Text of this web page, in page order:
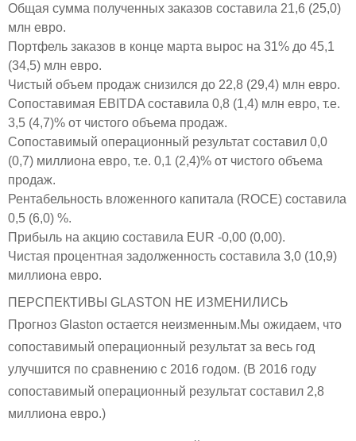
Общая сумма полученных заказов составила 21,6 (25,0)
млн евро.
Портфель заказов в конце марта вырос на 31% до 45,1
(34,5) млн евро.
Чистый объем продаж снизился до 22,8 (29,4) млн евро.
Сопоставимая EBITDA составила 0,8 (1,4) млн евро, т.е.
3,5 (4,7)% от чистого объема продаж.
Сопоставимый операционный результат составил 0,0
(0,7) миллиона евро, т.е. 0,1 (2,4)% от чистого объема
продаж.
Рентабельность вложенного капитала (ROCE) составила
0,5 (6,0) %.
Прибыль на акцию составила EUR -0,00 (0,00).
Чистая процентная задолженность составила 3,0 (10,9)
миллиона евро.
ПЕРСПЕКТИВЫ GLASTON НЕ ИЗМЕНИЛИСЬ
Прогноз Glaston остается неизменным.Мы ожидаем, что
сопоставимый операционный результат за весь год
улучшится по сравнению с 2016 годом. (В 2016 году
сопоставимый операционный результат составил 2,8
миллиона евро.)